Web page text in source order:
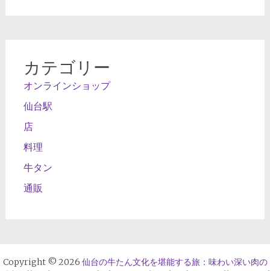
カテゴリー
オンラインショップ
仙台駅
店
料理
牛タン
通販
Copyright © 2026 仙台の牛たん文化を堪能する旅：味わい深い肉の